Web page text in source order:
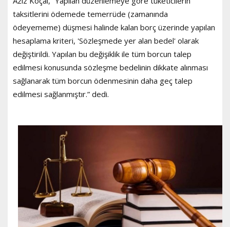
taksitlerini ödemede temerrüde (zamanında
ödeyememe) düşmesi halinde kalan borç üzerinde yapılan
hesaplama kriteri, 'Sözleşmede yer alan bedel' olarak
değiştirildi. Yapılan bu değişiklik ile tüm borcun talep
edilmesi konusunda sözleşme bedelinin dikkate alınması
sağlanarak tüm borcun ödenmesinin daha geç talep
edilmesi sağlanmıştır.” dedi.